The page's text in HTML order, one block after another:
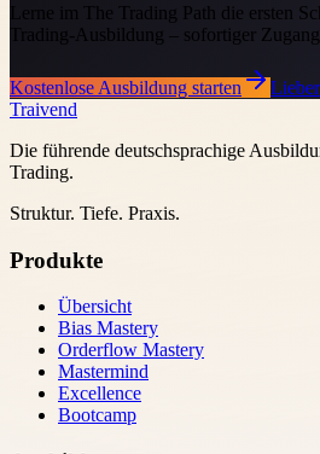
Lerne im The Trading Path die ersten
Trading-Ausbildung – sofortiger
Kostenlose Ausbildung starten
Traivend
Die führende deutschsprachige
Trading.
Struktur. Tiefe. Praxis.
Produkte
Übersicht
Bias Mastery
Orderflow Mastery
Mastermind
Excellence
Bootcamp